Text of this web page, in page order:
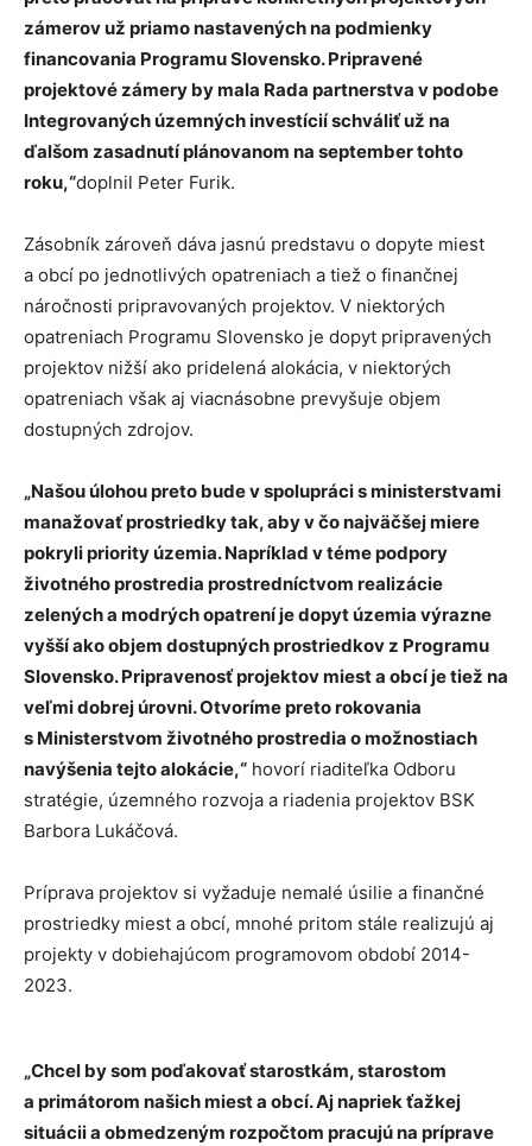
zámerov už priamo nastavených na podmienky
financovania Programu Slovensko. Pripravené
projektové zámery by mala Rada partnerstva v podobe
Integrovaných územných investícií schváliť už na
ďalšom zasadnutí plánovanom na september tohto
roku,“doplnil Peter Furik.
Zásobník zároveň dáva jasnú predstavu o dopyte miest
a obcí po jednotlivých opatreniach a tiež o finančnej
náročnosti pripravovaných projektov. V niektorých
opatreniach Programu Slovensko je dopyt pripravených
projektov nižší ako pridelená alokácia, v niektorých
opatreniach však aj viacnásobne prevyšuje objem
dostupných zdrojov.
„Našou úlohou preto bude v spolupráci s ministerstvami
manažovať prostriedky tak, aby v čo najväčšej miere
pokryli priority územia. Napríklad v téme podpory
životného prostredia prostredníctvom realizácie
zelených a modrých opatrení je dopyt územia výrazne
vyšší ako objem dostupných prostriedkov z Programu
Slovensko. Pripravenosť projektov miest a obcí je tiež na
veľmi dobrej úrovni. Otvoríme preto rokovania
s Ministerstvom životného prostredia o možnostiach
navýšenia tejto alokácie,“ hovorí riaditeľka Odboru
stratégie, územného rozvoja a riadenia projektov BSK
Barbora Lukáčová.
Príprava projektov si vyžaduje nemalé úsilie a finančné
prostriedky miest a obcí, mnohé pritom stále realizujú aj
projekty v dobiehajúcom programovom období 2014-
2023.
„Chcel by som poďakovať starostkám, starostom
a primátorom našich miest a obcí. Aj napriek ťažkej
situácii a obmedzeným rozpočtom pracujú na príprave